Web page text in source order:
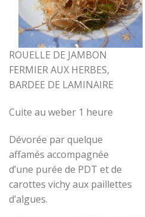
ROUELLE DE JAMBON
FERMIER AUX HERBES,
BARDEE DE LAMINAIRE
Cuite au weber 1 heure
Dévorée par quelque
affamés accompagnée
d’une purée de PDT et de
carottes vichy aux paillettes
d’algues.